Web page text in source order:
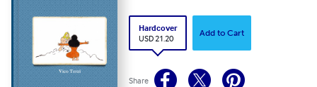
Hardcover
USD 21.20
Add to Cart
Share